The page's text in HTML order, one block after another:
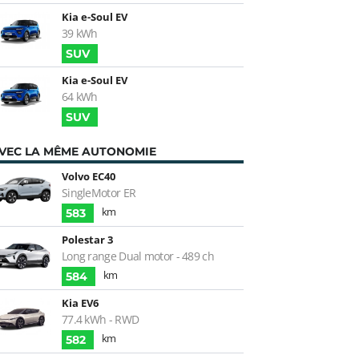
Kia e-Soul EV
39 kWh
SUV
Kia e-Soul EV
64 kWh
SUV
LA MÊME AUTONOMIE
Volvo EC40
SingleMotor ER
583
km
Polestar 3
Long range Dual motor - 489 ch
584
km
Kia EV6
77.4 kWh - RWD
582 km